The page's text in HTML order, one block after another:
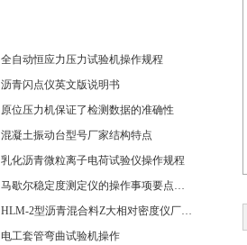
全自动恒应力压力试验机操作规程
沥青闪点仪英文版说明书
原位压力机保证了检测数据的准确性
混凝土振动台型号厂家结构特点
乳化沥青微粒离子电荷试验仪操作规程
马歇尔稳定度测定仪的操作事项要点知悉
HLM-2型沥青混合料Z大相对密度仪厂家专业讲解
电工套管弯曲试验机操作